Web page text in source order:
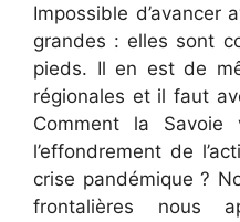
Impossible d’avancer
grandes : elles sont
pieds. Il en est de
régionales et il faut
Comment la
l’effondrement de
crise pandémique ?
frontalières nous